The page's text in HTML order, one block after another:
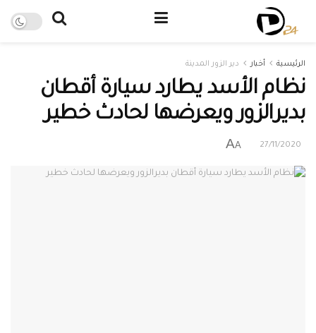
الرئيسية أخبار دير الزور المدينة
نظام الأسد يطارد سيارة أقطان
بديرالزور ويعرضها لحادث خطير
27/11/2020
A
A